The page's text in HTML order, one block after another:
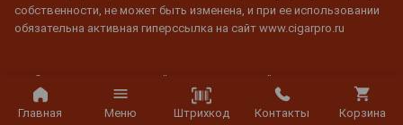
Главная Меню Штрихкод Контакты Корзина
собственности, не может быть изменена, и при ее использовании
обязательна активная гиперссылка на сайт www.cigarpro.ru
© 2026 CigarPro.ru, ООО "Галерея Градусов", ИНН 7725501624,
Лицензия №77РПА0003933 c 20 апреля 2007 г. до 19 апреля 2027 г.
Все права защищены.